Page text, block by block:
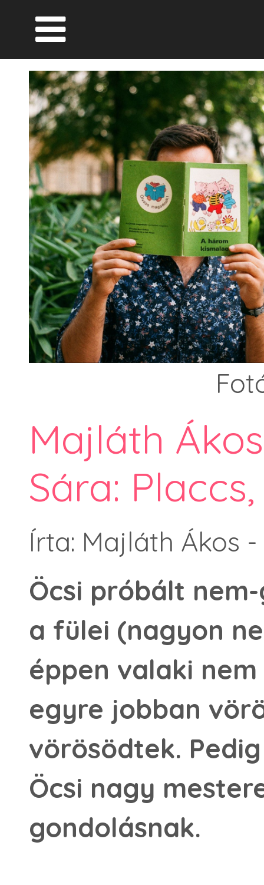
Majláth
Sára:
Írta: Majláth Ákos
Öcsi próbált
a fülei (nagyon
éppen valaki
egyre jobban
vörösödtek.
Öcsi nagy
gondolásnak.